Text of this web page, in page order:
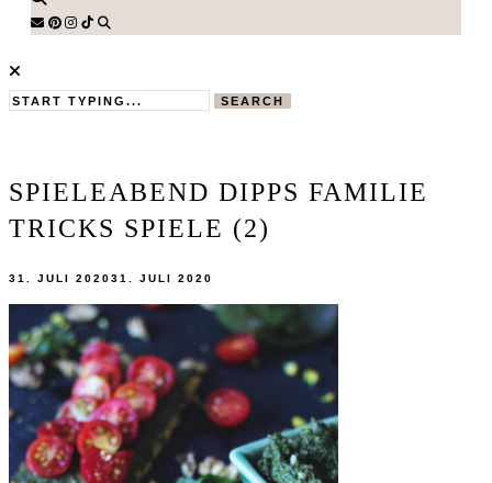
SEARCH
SPIELEABEND DIPPS FAMILIE
TRICKS SPIELE (2)
31. JULI 202031. JULI 2020